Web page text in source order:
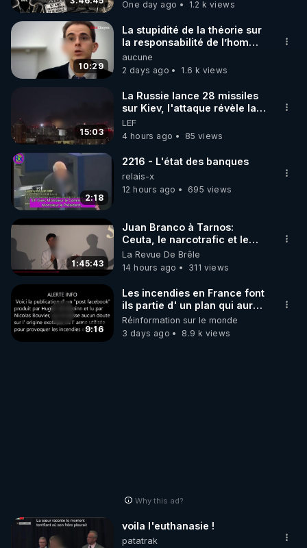
code : REGENERE10
▶ 30 jours gratuit sur l’application de méditation et
de bien-être ENVOL :
Rendez-vous sur https://www.envol.app/code
le code : REGENERE
One day ago 1.2 k views
10:29
La stupidité de la théorie sur
la responsabilité de l’homme
concernant le dioxyde de
carbone.
aucune
2 days ago
1.6 k views
15:03
La Russie lance 28 missiles
sur Kiev, l'attaque révèle la
faiblesse de Kiev
LEF
4 hours ago
85 views
2:18
2216 - L'état des banques
relais-x
12 hours ago
695 views
1:45:43
Juan Branco à Tarnos:
Ceuta, le narcotrafic et le
pouvoir en France
La Revue De Brêle
14 hours ago
311 views
9:16
Les incendies en France font
ils partie d' un plan qui aurait
débuté le 11 septembre 2001
?
Réinformation sur le monde
3 days ago
8.9 k views
Why this ad?
voila l'euthanasie !
patatrak